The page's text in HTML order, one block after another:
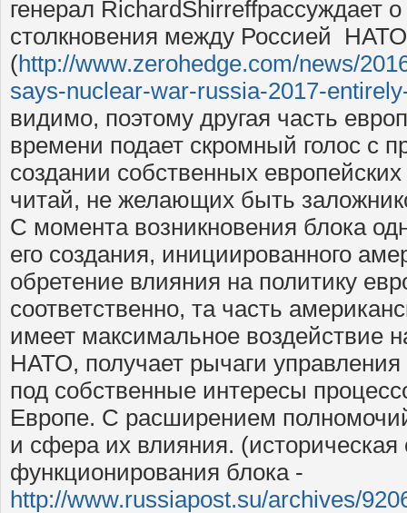
генерал RichardShirreffрассуждает
столкновения между Россией НАТО
(http://www.zerohedge.com/news/
says-nuclear-war-russia-2017-
видимо, поэтому другая часть
времени подает скромный голос с
создании собственных
читай, не желающих быть
С момента возникновения блока
его создания, инициированного
обретение влияния на политику
соответственно, та часть
имеет максимальное воздействие
НАТО, получает рычаги управления
под собственные интересы
Европе. С расширением
и сфера их влияния. (историческая
функционирования блока -
http://www.russiapost.su/archives/